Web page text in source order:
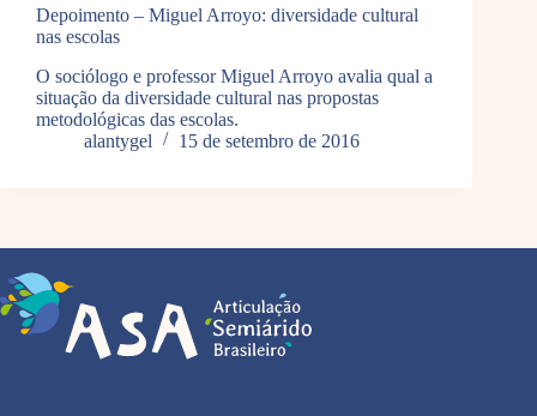
Depoimento – Miguel Arroyo: diversidade cultural
nas escolas
O sociólogo e professor Miguel Arroyo avalia qual a
situação da diversidade cultural nas propostas
metodológicas das escolas.
alantygel
15 de setembro de 2016